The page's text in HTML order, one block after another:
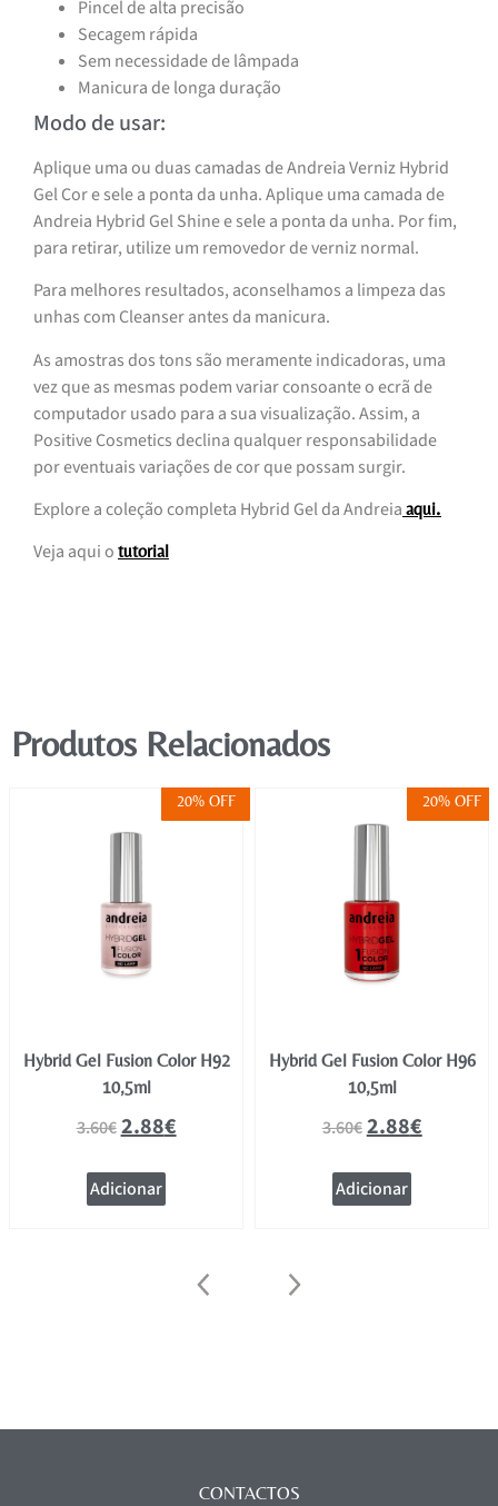
Pincel de alta precisão
Secagem rápida
Sem necessidade de lâmpada
Manicura de longa duração
Modo de usar:
Aplique uma ou duas camadas de Andreia Verniz Hybrid
Gel Cor e sele a ponta da unha. Aplique uma camada de
Andreia Hybrid Gel Shine e sele a ponta da unha. Por fim,
para retirar, utilize um removedor de verniz normal.
Para melhores resultados, aconselhamos a limpeza das
unhas com Cleanser antes da manicura.
As amostras dos tons são meramente indicadoras, uma
vez que as mesmas podem variar consoante o ecrã de
computador usado para a sua visualização. Assim, a
Positive Cosmetics declina qualquer responsabilidade
por eventuais variações de cor que possam surgir.
Explore a coleção completa Hybrid Gel da Andreia aqui.
Veja aqui o tutorial
Produtos Relacionados
20% OFF
Hybrid Gel Fusion Color H92
10,5ml
3.60€2.88€
Adicionar
20% OFF
Hybrid Gel Fusion Color H96
10,5ml
3.60€2.88€
Adicionar
CONTACTOS